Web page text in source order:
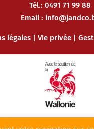
Tél.: 0491 71 99 88
Email :
légales |Vie privée |